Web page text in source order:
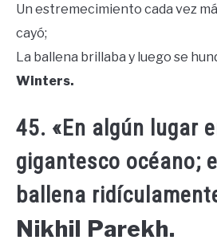
Un estremecimiento cada vez
cayó;
La ballena brillaba y luego se
Winters.
45. «En algún lugar
gigantesco océano;
ballena
Nikhil Parekh.